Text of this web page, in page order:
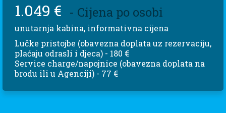
1.049 € - Cijena po osobi
unutarnja kabina, informativna cijena
Lučke pristojbe (obavezna doplata uz rezervaciju,
plaćaju odrasli i djeca) - 180 €
Service charge/napojnice (obavezna doplata na
brodu ili u Agenciji) - 77 €